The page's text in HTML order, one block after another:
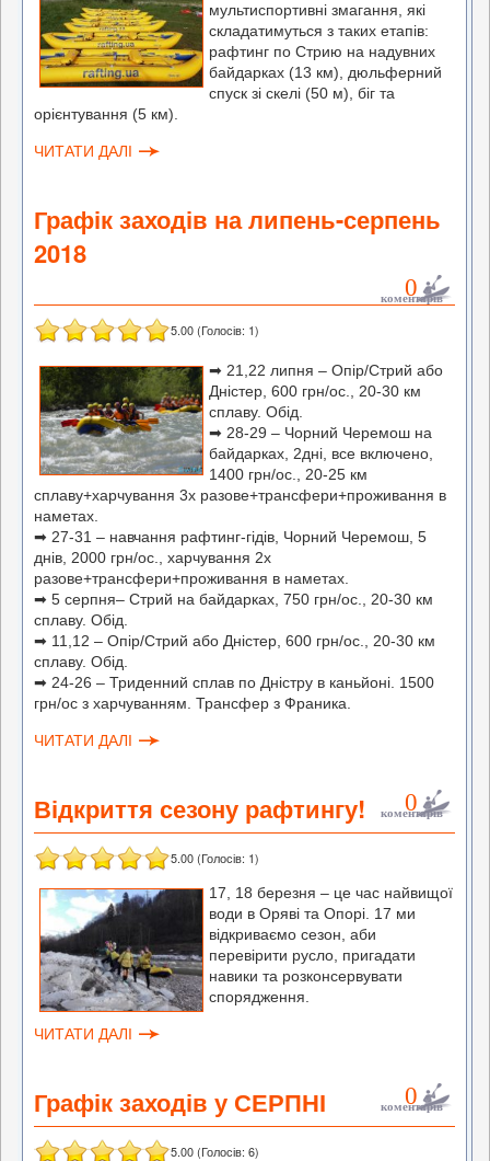
мультиспортивні змагання, які
складатимуться з таких етапів:
рафтинг по Стрию на надувних
байдарках (13 км), дюльферний
спуск зі скелі (50 м), біг та
орієнтування (5 км).
ЧИТАТИ ДАЛІ
Графік заходів на липень-серпень
2018
0
коментарів
5.00(Голосів: 1)
➡ 21,22 липня – Опір/Стрий або
Дністер, 600 грн/ос., 20-30 км
сплаву. Обід.
➡ 28-29 – Чорний Черемош на
байдарках, 2дні, все включено,
1400 грн/ос., 20-25 км
сплаву+харчування 3х разове+трансфери+проживання в
наметах.
➡ 27-31 – навчання рафтинг-гідів, Чорний Черемош, 5
днів, 2000 грн/ос., харчування 2х
разове+трансфери+проживання в наметах.
➡ 5 серпня– Стрий на байдарках, 750 грн/ос., 20-30 км
сплаву. Обід.
➡ 11,12 – Опір/Стрий або Дністер, 600 грн/ос., 20-30 км
сплаву. Обід.
➡ 24-26 – Триденний сплав по Дністру в каньйоні. 1500
грн/ос з харчуванням. Трансфер з Франика.
ЧИТАТИ ДАЛІ
Відкриття сезону рафтингу! 0
коментарів
5.00(Голосів: 1)
17, 18 березня – це час найвищої
води в Оряві та Опорі. 17 ми
відкриваємо сезон, аби
перевірити русло, пригадати
навики та розконсервувати
спорядження.
ЧИТАТИ ДАЛІ
Графік заходів у СЕРПНІ 0
коментарів
5.00(Голосів: 6)